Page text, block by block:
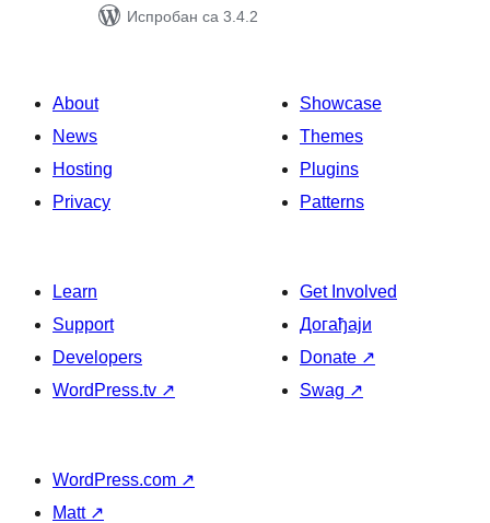
Испробан са 3.4.2
About
News
Hosting
Privacy
Showcase
Themes
Plugins
Patterns
Learn
Support
Developers
WordPress.tv ↗
Get Involved
Догађаји
Donate ↗
Swag ↗
WordPress.com ↗
Matt ↗